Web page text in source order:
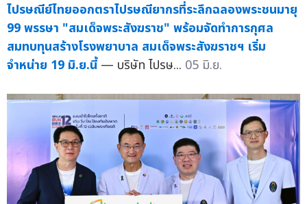
ไปรษณีย์ไทยออกตราไปรษณียากรที่ระลึกฉลองพระชนมายุ
99 พรรษา "สมเด็จพระสังฆราช" พร้อมจัดทำการกุศล
สมทบทุนสร้างโรงพยาบาล สมเด็จพระสังฆราชฯ เริ่ม
จำหน่าย 19 มิ.ย.นี้ — บริษัท ไปรษ... 05 มิ.ย.